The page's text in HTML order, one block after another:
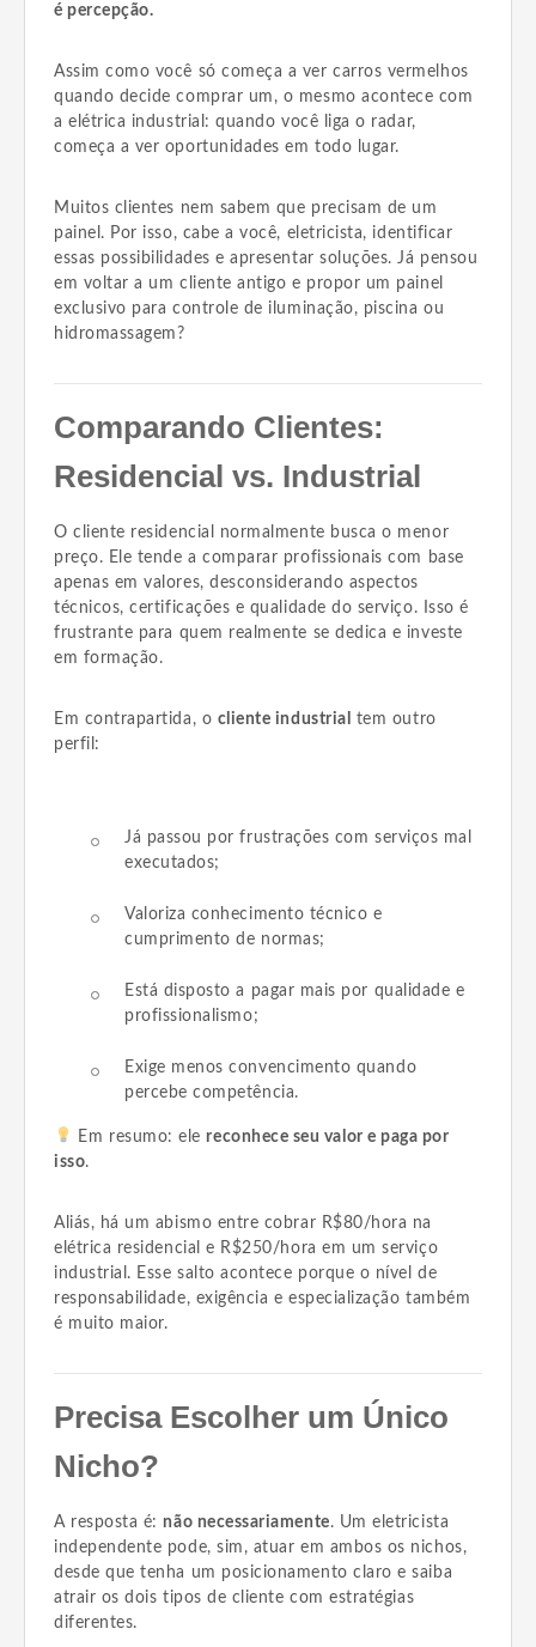
é percepção.
Assim como você só começa a ver carros vermelhos
quando decide comprar um, o mesmo acontece com
a elétrica industrial: quando você liga o radar,
começa a ver oportunidades em todo lugar.
Muitos clientes nem sabem que precisam de um
painel. Por isso, cabe a você, eletricista, identificar
essas possibilidades e apresentar soluções. Já pensou
em voltar a um cliente antigo e propor um painel
exclusivo para controle de iluminação, piscina ou
hidromassagem?
Comparando Clientes:
Residencial vs. Industrial
O cliente residencial normalmente busca o menor
preço. Ele tende a comparar profissionais com base
apenas em valores, desconsiderando aspectos
técnicos, certificações e qualidade do serviço. Isso é
frustrante para quem realmente se dedica e investe
em formação.
Em contrapartida, o cliente industrial
tem outro
perfil:
Já passou por frustrações com serviços mal
executados;
Valoriza conhecimento técnico e
cumprimento de normas;
Está disposto a pagar mais por qualidade e
profissionalismo;
Exige menos convencimento quando
percebe competência.
Em resumo: elereconhece seu valor e paga por
isso.
Aliás, há um abismo entre cobrar R$80/hora na
elétrica residencial e R$250/hora em um serviço
industrial. Esse salto acontece porque o nível de
responsabilidade, exigência e especialização também
é muito maior.
Precisa Escolher um Único
Nicho?
A resposta é:não necessariamente. Um eletricista
independente pode, sim, atuar em ambos os nichos,
desde que tenha um posicionamento claro e saiba
atrair os dois tipos de cliente com estratégias
diferentes.